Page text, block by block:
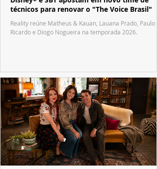
técnicos para renovar o "The Voice Brasil"
Reality reúne Matheus & Kauan, Lauana Prado, Paulo
Ricardo e Diogo Nogueira na temporada 2026.